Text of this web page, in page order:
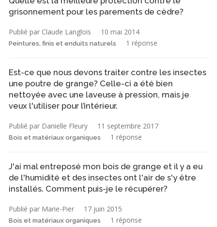
grisonnement pour les parements de cèdre?
Publié par Claude Langlois 10 mai 2014
Peintures, finis et enduits naturels 1 réponse
Est-ce que nous devons traiter contre les insectes
une poutre de grange? Celle-ci a été bien
nettoyée avec une laveuse à pression, mais je
veux l'utiliser pour l’intérieur.
Publié par Danielle Fleury 11 septembre 2017
Bois et matériaux organiques 1 réponse
J'ai mal entreposé mon bois de grange et il y a eu
de l'humidité et des insectes ont l'air de s'y être
installés. Comment puis-je le récupérer?
Publié par Marie-Pier 17 juin 2015
Bois et matériaux organiques 1 réponse